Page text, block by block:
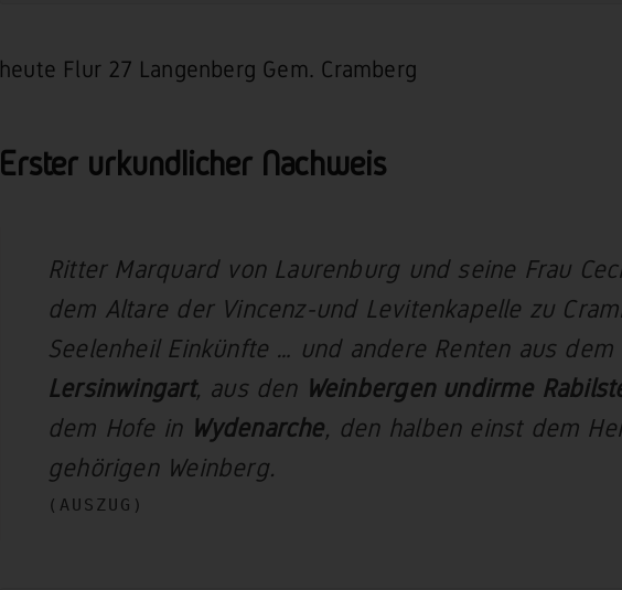
heute Flur 27 Langenberg Gem. Cramberg
Erster urkundlicher Nachweis
Ritter Marquard von Laurenburg und seine Frau
dem Altare der Vincenz-und Levitenkapelle zu
Seelenheil Einkünfte … und andere Renten aus dem
Lersinwingart, aus den Weinbergen undirme
dem Hofe in Wydenarche, den halben einst dem
gehörigen Weinberg.
(AUSZUG)